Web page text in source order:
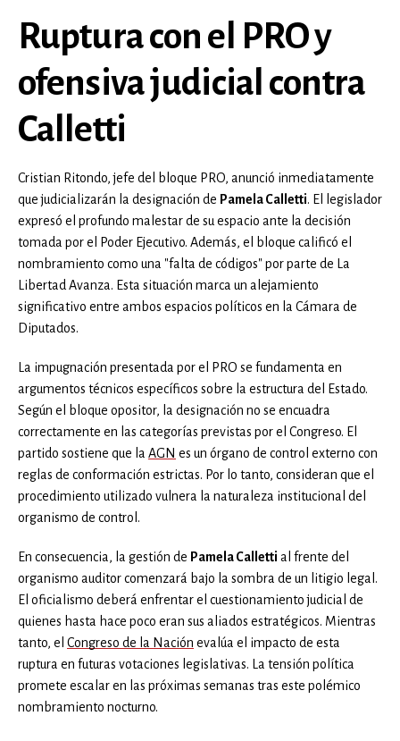
Ruptura con el PRO y
ofensiva judicial contra
Calletti
Cristian Ritondo, jefe del bloque PRO, anunció inmediatamente
que judicializarán la designación de Pamela Calletti. El legislador
expresó el profundo malestar de su espacio ante la decisión
tomada por el Poder Ejecutivo. Además, el bloque calificó el
nombramiento como una "falta de códigos" por parte de La
Libertad Avanza. Esta situación marca un alejamiento
significativo entre ambos espacios políticos en la Cámara de
Diputados.
La impugnación presentada por el PRO se fundamenta en
argumentos técnicos específicos sobre la estructura del Estado.
Según el bloque opositor, la designación no se encuadra
correctamente en las categorías previstas por el Congreso. El
partido sostiene que la AGN es un órgano de control externo con
reglas de conformación estrictas. Por lo tanto, consideran que el
procedimiento utilizado vulnera la naturaleza institucional del
organismo de control.
En consecuencia, la gestión de Pamela Calletti al frente del
organismo auditor comenzará bajo la sombra de un litigio legal.
El oficialismo deberá enfrentar el cuestionamiento judicial de
quienes hasta hace poco eran sus aliados estratégicos. Mientras
tanto, el Congreso de la Nación evalúa el impacto de esta
ruptura en futuras votaciones legislativas. La tensión política
promete escalar en las próximas semanas tras este polémico
nombramiento nocturno.